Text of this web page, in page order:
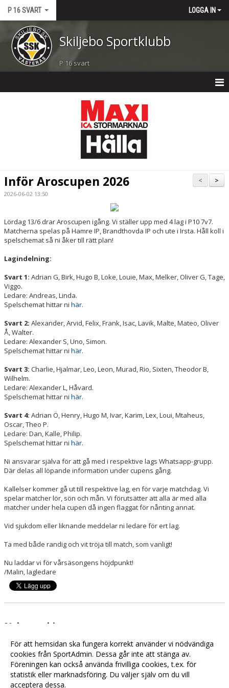
P 16 SVART LOGGA IN
Skiljebo Sportklubb
P 16 svart
TRUPPEN
DOKUMENT
>
<
Inför Aroscupen 2026
2026-06-02 13:50
Lördag 13/6 drar Aroscupen igång. Vi ställer upp med 4 lag i P10 7v7.
Matcherna spelas på Hamre IP, Brandthovda IP och ute i Irsta. Håll koll i
spelschemat så ni åker till rätt plan!
Lagindelning:
Svart 1: Adrian G, Birk, Hugo B, Loke, Louie, Max, Melker, Oliver G, Tage,
Viggo.
Ledare: Andreas, Linda.
Spelschemat hittar ni här.
Svart 2: Alexander, Arvid, Felix, Frank, Isac, Lavik, Malte, Mateo, Oliver
Å, Walter.
Ledare: Alexander S, Uno, Simon.
Spelschemat hittar ni här.
Svart 3: Charlie, Hjalmar, Leo, Leon, Murad, Rio, Sixten, Theodor B,
Wilhelm.
Ledare: Alexander L, Håvard.
Spelschemat hittar ni här.
Svart 4: Adrian Ö, Henry, Hugo M, Ivar, Karim, Lex, Loui, Mtaheus,
Oscar, Theo P.
Ledare: Dan, Kalle, Philip.
Spelschemat hittar ni här.
Ni ansvarar själva för att gå med i respektive lags Whatsapp-grupp.
Där delas all löpande information under cupens gång.
Kallelser kommer gå ut till respektive lag, en för varje matchdag. Vi
spelar matcher lör, sön och mån. Vi förutsätter att alla är med alla
matcher under hela cupen då ingen flaggat för nånting annat.
Vid sjukdom eller liknande meddelar ni ledare för ert lag.
Ta med både randig och vit tröja till match, som vanligt!
Nu laddar vi för vårsäsongens höjdpunkt!
/Malin, lagledare
Nyhetsarkiv
Inför Aroscupen 2026 2026-06-02 13:50
Skiljebo SK Fotbollsskola – Sommar 2026 2026-05-15 14:44
För att hemsidan ska fungera korrekt använder vi nödvändiga
cookies från SportAdmin. Dessa går inte att stänga av.
Föreningen kan också använda frivilliga cookies, t.ex. för
statistik eller marknadsföring. Du väljer själv om du vill
acceptera dessa.